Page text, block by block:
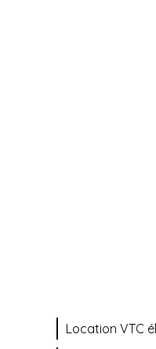
Location VTC